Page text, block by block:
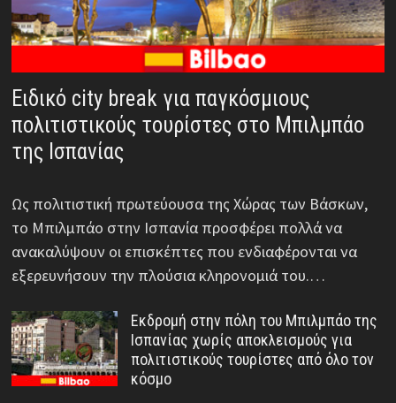
Ειδικό city break για παγκόσμιους
πολιτιστικούς τουρίστες στο Μπιλμπάο
της Ισπανίας
Ως πολιτιστική πρωτεύουσα της Χώρας των Βάσκων,
το Μπιλμπάο στην Ισπανία προσφέρει πολλά να
ανακαλύψουν οι επισκέπτες που ενδιαφέρονται να
εξερευνήσουν την πλούσια κληρονομιά του.…
Εκδρομή στην πόλη του Μπιλμπάο της
Ισπανίας χωρίς αποκλεισμούς για
πολιτιστικούς τουρίστες από όλο τον
κόσμο